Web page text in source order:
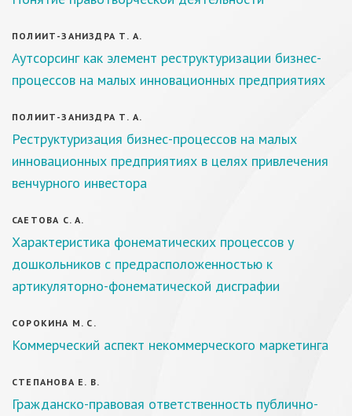
ПОЛИИТ-ЗАНИЗДРА Т. А.
Аутсорсинг как элемент реструктуризации бизнес-
процессов на малых инновационных предприятиях
ПОЛИИТ-ЗАНИЗДРА Т. А.
Реструктуризация бизнес-процессов на малых
инновационных предприятиях в целях привлечения
венчурного инвестора
САЕТОВА С. А.
Характеристика фонематических процессов у
дошкольников c предрасположенностью к
артикуляторно-фонематической дисграфии
СОРОКИНА М. С.
Коммерческий аспект некоммерческого маркетинга
СТЕПАНОВА Е. В.
Гражданско-правовая ответственность публично-